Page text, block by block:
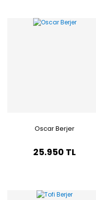
Oscar Berjer
25.950 TL